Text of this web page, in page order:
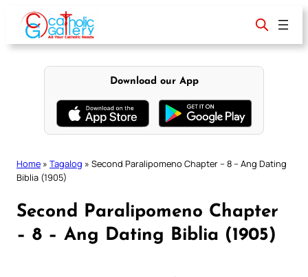
content
Download our App
Home » Tagalog » Second Paralipomeno Chapter – 8 – Ang Dating
Biblia (1905)
Second Paralipomeno Chapter
– 8 – Ang Dating Biblia (1905)